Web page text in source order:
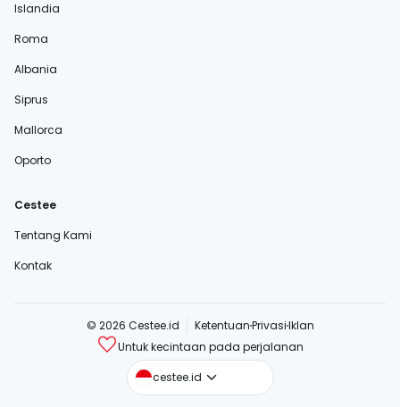
Islandia
Roma
Albania
Siprus
Mallorca
Oporto
Cestee
Tentang Kami
Kontak
© 2026 Cestee.id KetentuanPrivasiIklan
Untuk kecintaan pada perjalanan
cestee.id
cestee.com
cestee.sk